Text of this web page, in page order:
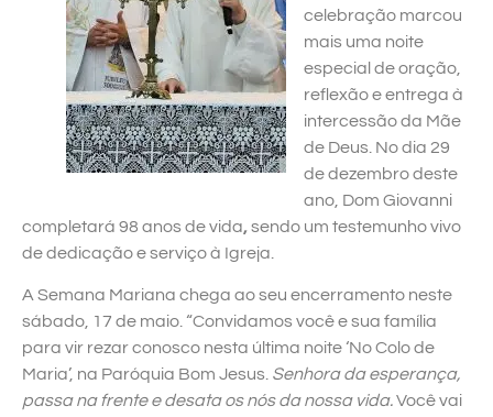
celebração marcou
mais uma noite
especial de oração,
reflexão e entrega à
intercessão da Mãe
de Deus. No dia 29
de dezembro deste
ano, Dom Giovanni
completará 98 anos de vida,sendo um testemunho vivo
de dedicação e serviço à Igreja.
A Semana Mariana chega ao seu encerramento neste
sábado, 17 de maio. “Convidamos você e sua família
para vir rezar conosco nesta última noite ‘No Colo de
Maria’, na Paróquia Bom Jesus. Senhora da esperança,
passa na frente e desata os nós da nossa vida.Você vai